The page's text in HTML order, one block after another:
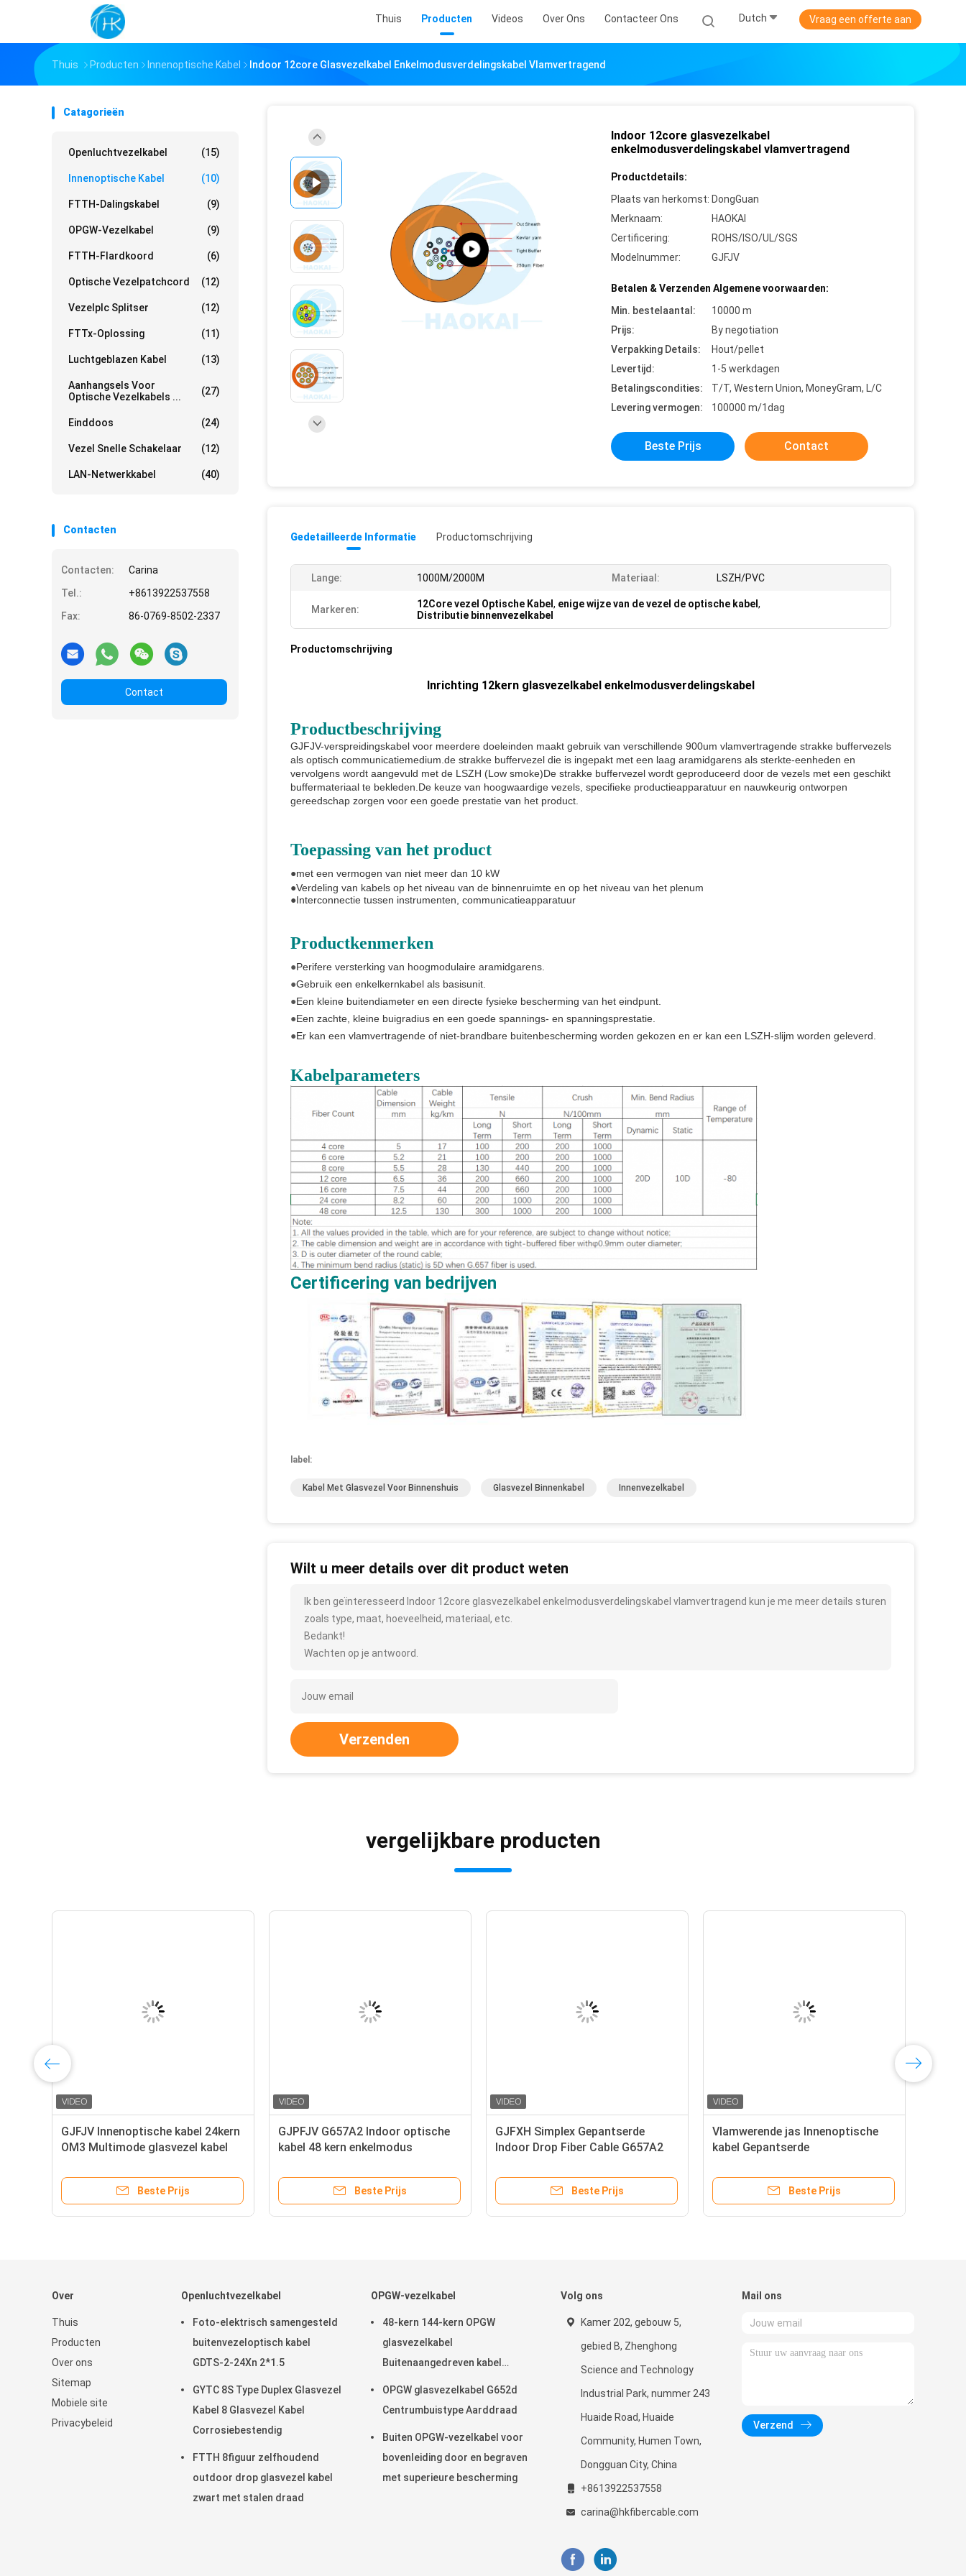
Thuis Producten Videos Over Ons Contacteer Ons Dutch Vraag een offerte aan
Thuis Producten Innenoptische Kabel Indoor 12core Glasvezelkabel Enkelmodusverdelingskabel Vlamvertragend
Catagorieën
Openluchtvezelkabel (15)
Innenoptische Kabel (10)
FTTH-Dalingskabel (9)
OPGW-Vezelkabel (9)
FTTH-Flardkoord (6)
Optische Vezelpatchcord (12)
Vezelplc Splitser (12)
FTTx-Oplossing (11)
Luchtgeblazen Kabel (13)
Aanhangsels Voor
Optische Vezelkabels ...
(27)
Einddoos (24)
Vezel Snelle Schakelaar (12)
LAN-Netwerkkabel (40)
Contacten
Contacten:
Carina
Tel.:
+8613922537558
Fax:
86-0769-8502-2337
Contact
Indoor 12core glasvezelkabel
enkelmodusverdelingskabel vlamvertragend
Productdetails:
Plaats van herkomst: DongGuan
Merknaam:
HAOKAI
Certificering:
ROHS/ISO/UL/SGS
Modelnummer:
GJFJV
Betalen & Verzenden Algemene voorwaarden:
Min. bestelaantal:
10000 m
Prijs:
By negotiation
Verpakking Details:
Hout/pellet
Levertijd:
1-5 werkdagen
Betalingscondities:
T/T, Western Union, MoneyGram, L/C
Levering vermogen:
100000 m/1dag
Beste Prijs Contact
Gedetailleerde Informatie Productomschrijving
Lange: 1000M/2000M Materiaal: LSZH/PVC
Markeren: 12Core vezel Optische Kabel , enige wijze van de vezel de optische kabel ,
Distributie binnenvezelkabel
Productomschrijving
Inrichting 12kern glasvezelkabel enkelmodusverdelingskabel
Productbeschrijving
GJFJV-verspreidingskabel voor meerdere doeleinden maakt gebruik van verschillende 900um vlamvertragende strakke buffervezels
als optisch communicatiemedium.de strakke buffervezel die is ingepakt met een laag aramidgarens als sterkte-eenheden en
vervolgens wordt aangevuld met de LSZH (Low smoke)De strakke buffervezel wordt geproduceerd door de vezels met een geschikt
buffermateriaal te bekleden.De keuze van hoogwaardige vezels, specifieke productieapparatuur en nauwkeurig ontworpen
gereedschap zorgen voor een goede prestatie van het product.
Toepassing van het product
●met een vermogen van niet meer dan 10 kW
●Verdeling van kabels op het niveau van de binnenruimte en op het niveau van het plenum
●Interconnectie tussen instrumenten, communicatieapparatuur
Productkenmerken
●Perifere versterking van hoogmodulaire aramidgarens.
●Gebruik een enkelkernkabel als basisunit.
●Een kleine buitendiameter en een directe fysieke bescherming van het eindpunt.
●Een zachte, kleine buigradius en een goede spannings- en spanningsprestatie.
●Er kan een vlamvertragende of niet-brandbare buitenbescherming worden gekozen en er kan een LSZH-slijm worden geleverd.
Kabelparameters
Certificering van bedrijven
label:
Kabel Met Glasvezel Voor Binnenshuis Glasvezel Binnenkabel Innenvezelkabel
Wilt u meer details over dit product weten
Ik ben geïnteresseerd Indoor 12core glasvezelkabel enkelmodusverdelingskabel vlamvertragend kun je me meer details sturen
zoals type, maat, hoeveelheid, materiaal, etc.
Bedankt!
Wachten op je antwoord.
Verzenden
vergelijkbare producten
GJFJV Innenoptische kabel 24kern
OM3 Multimode glasvezel kabel
Beste Prijs
GJPFJV G657A2 Indoor optische
kabel 48 kern enkelmodus
Beste Prijs
GJFXH Simplex Gepantserde
Indoor Drop Fiber Cable G657A2
Beste Prijs
Vlamwerende jas Innenoptische
kabel Gepantserde
Beste Prijs
Over
Thuis
Producten
Over ons
Sitemap
Mobiele site
Privacybeleid
Openluchtvezelkabel
Foto-elektrisch samengesteld
buitenvezeloptisch kabel
GDTS-2-24Xn 2*1.5
GYTC 8S Type Duplex Glasvezel
Kabel 8 Glasvezel Kabel
Corrosiebestendig
FTTH 8figuur zelfhoudend
outdoor drop glasvezel kabel
zwart met stalen draad
OPGW-vezelkabel
48-kern 144-kern OPGW
glasvezelkabel
Buitenaangedreven kabel
OPGW glasvezelkabel G652d
Centrumbuistype Aarddraad
Buiten OPGW-vezelkabel voor
bovenleiding door en begraven
met superieure bescherming
Volg ons
Kamer 202, gebouw 5,
gebied B, Zhenghong
Science and Technology
Industrial Park, nummer 243
Huaide Road, Huaide
Community, Humen Town,
Dongguan City, China
+8613922537558
carina@hkfibercable.com
Mail ons
Verzend